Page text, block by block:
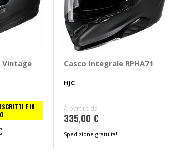
Vintage
E IN
Casco Integrale RPHA71
HJC
A partire da
335,00 €
Spedizione gratuita!